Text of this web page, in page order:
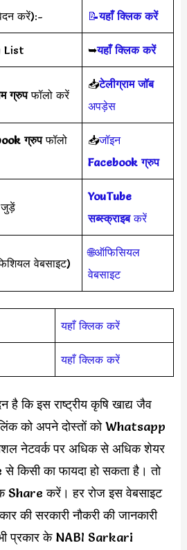
करें):- 📝यहाँ क्लिक करें
List ➥यहाँ क्लिक करें
ग्रुपफॉलो करें
📥टेलीग्राम जॉब
अपड़ेस
ग्रुपफॉलो
📥जॉइन
Facebook ग्रुप
YouTube
सब्स्क्राइबकरें
वेबसाइट)
🌐ऑफिसियल
वेबसाइट
यहाँ क्लिक करें
यहाँ क्लिक करें
कि इस राष्ट्रीय कृषि खाद्य जैव
लिंक को अपने दोस्तों को Whatsapp
नेटवर्क पर अधिक से अधिक शेयर
का फायदा हो सकता है। तो
Share करें। हर रोज इस वेबसाइट
की सरकारी नौकरी की जानकारी
प्रकार के NABI Sarkari